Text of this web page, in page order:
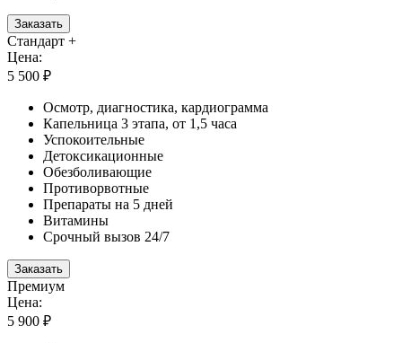
Заказать
Стандарт +
Цена:
5 500 ₽
Осмотр, диагностика, кардиограмма
Капельница 3 этапа, от 1,5 часа
Успокоительные
Детоксикационные
Обезболивающие
Противорвотные
Препараты на 5 дней
Витамины
Срочный вызов 24/7
Заказать
Премиум
Цена:
5 900 ₽